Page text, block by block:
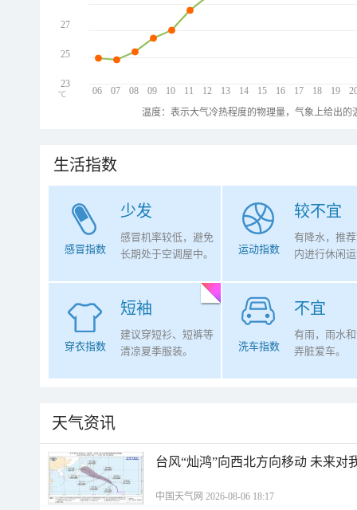
06 07 08 09 10 11 12 13 14 15 16 17 18 19
27
25
23
℃
温度：表示大气冷热程度的物理量，气象上给出
生活指数
少发
感冒指数
感冒机率较低，避免
长期处于空调屋中。
较不宜
运动指数
有降水，推
内进行休闲
短袖
穿衣指数
建议穿短衫、短裤等
清凉夏季服装。
不宜
洗车指数
有雨，雨水
弄脏爱车。
天气资讯
台风“灿鸿”向西北方向移动 未来对
中国天气网 2026-08-06 18:17